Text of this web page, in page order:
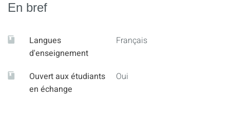
En bref
Langues
d'enseignement
Français
Ouvert aux étudiants
en échange
Oui